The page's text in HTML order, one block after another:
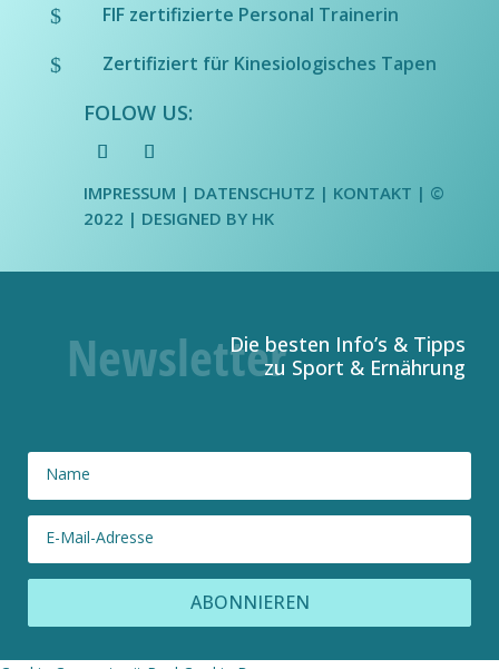
$
FIF zertifizierte Personal Trainerin
$ Zertifiziert für Kinesiologisches Tapen
FOLOW US:
IMPRESSUM | DATENSCHUTZ | KONTAKT | ©
2022 | DESIGNED BY HK
Die besten Info’s & Tipps
zu Sport & Ernährung
ABONNIEREN